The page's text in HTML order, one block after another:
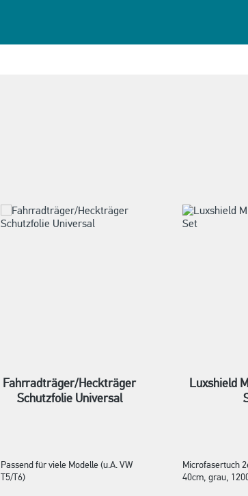
Fahrradträger/Heckträger
Schutzfolie Universal
Passend für viele Modelle (u.A. VW
T5/T6)
Luxshield
Microfasertuch
40cm, grau,